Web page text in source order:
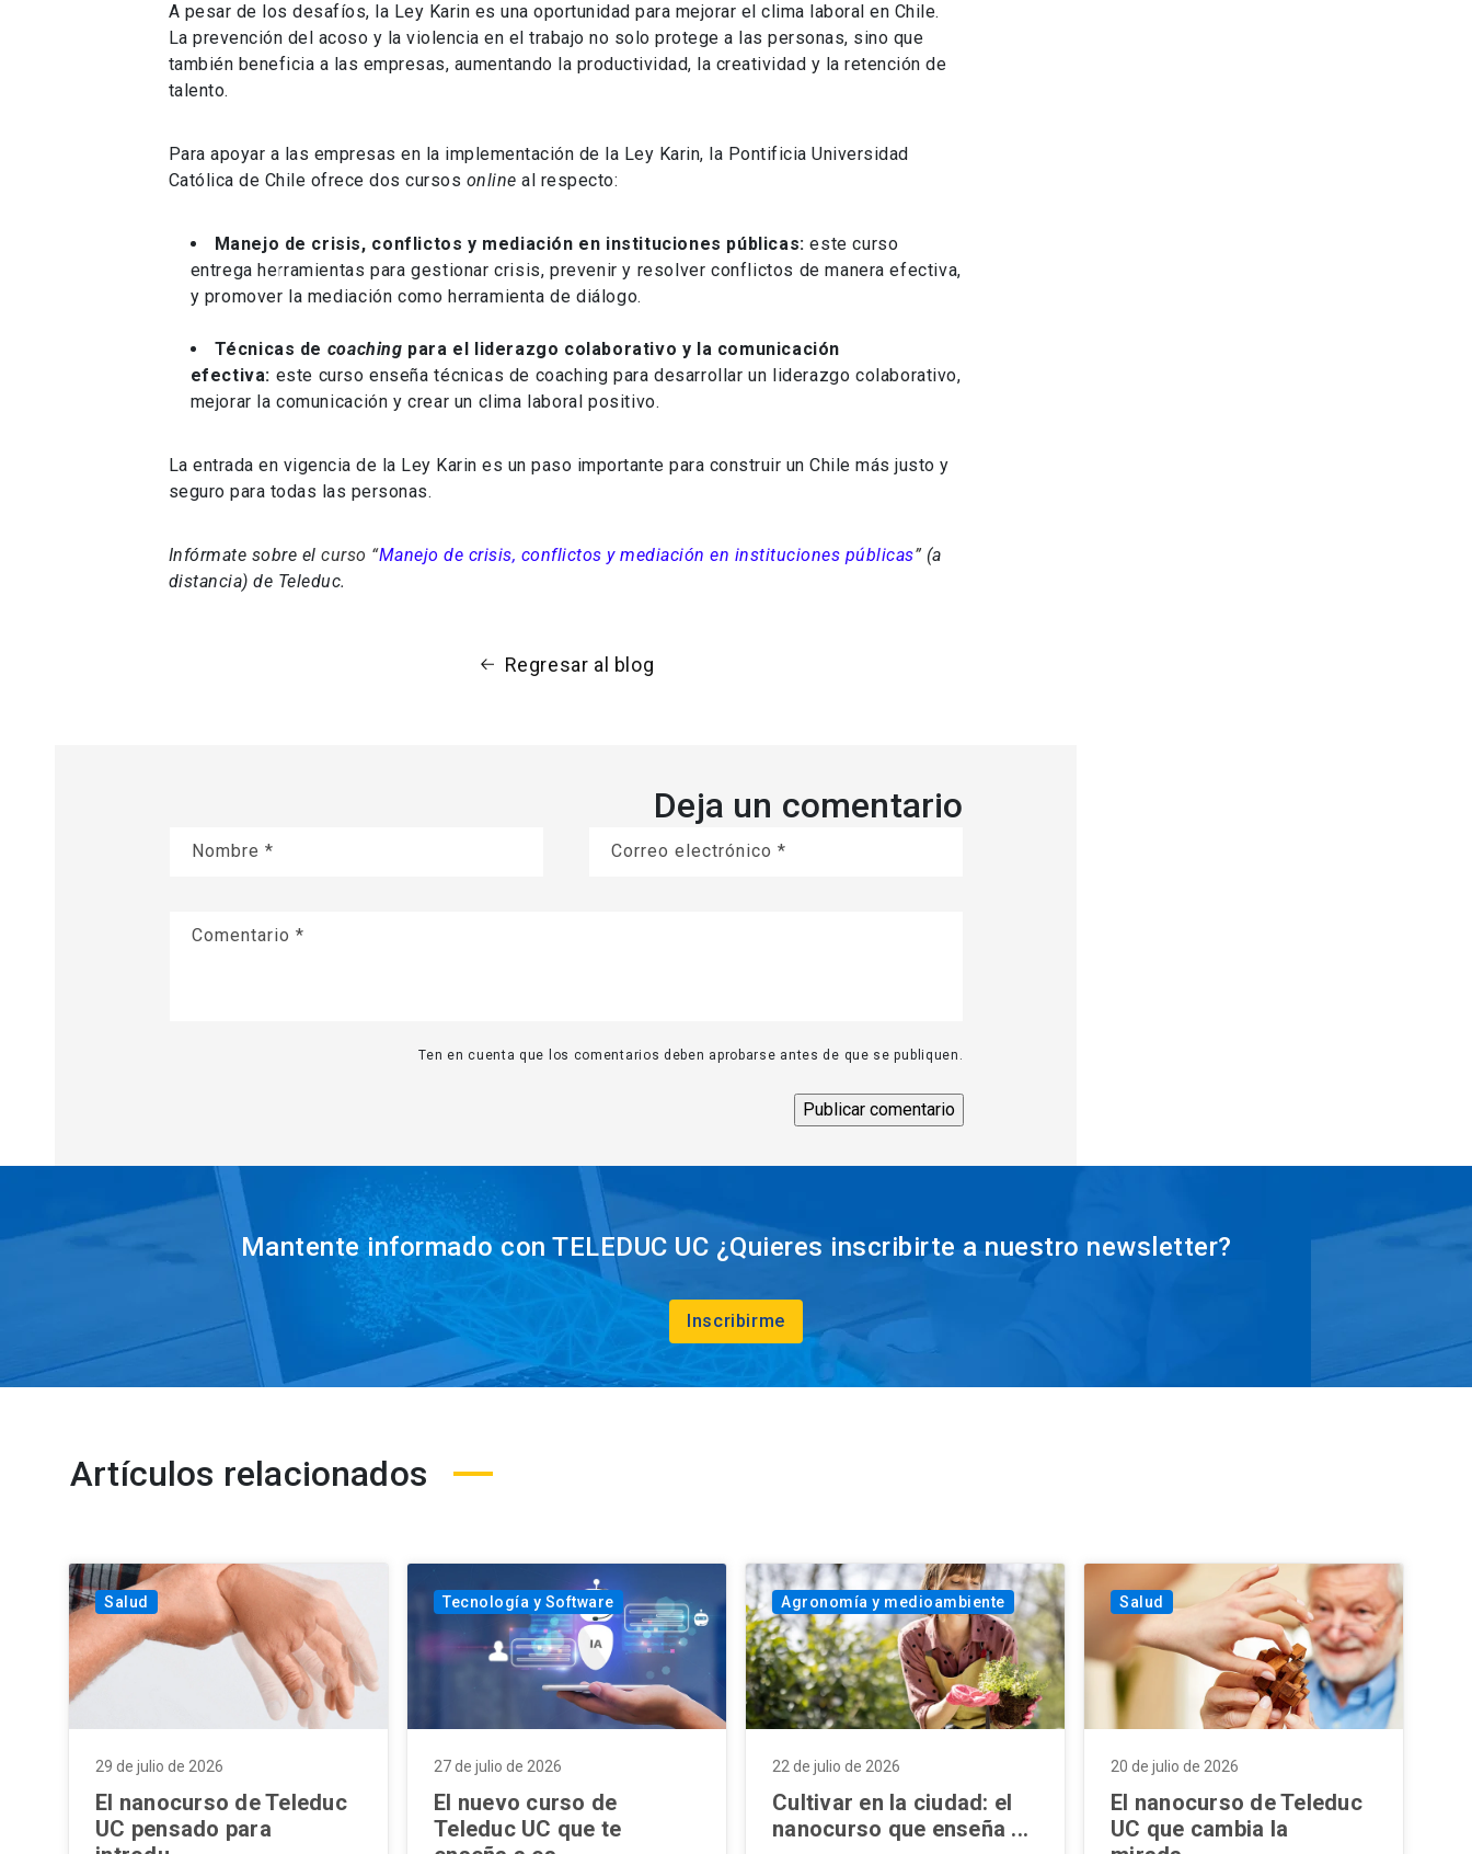
A pesar de los desafíos, la Ley Karin es una oportunidad para mejorar el clima laboral en Chile.
La prevención del acoso y la violencia en el trabajo no solo protege a las personas, sino que
también beneficia a las empresas, aumentando la productividad, la creatividad y la retención de
talento.
Para apoyar a las empresas en la implementación de la Ley Karin, la Pontificia Universidad
Católica de Chile ofrece dos cursos online al respecto:
Manejo de crisis, conflictos y mediación en instituciones públicas: este curso
entrega herramientas para gestionar crisis, prevenir y resolver conflictos de manera efectiva,
y promover la mediación como herramienta de diálogo.
Técnicas de coaching para el liderazgo colaborativo y la comunicación
efectiva: este curso enseña técnicas de coaching para desarrollar un liderazgo colaborativo,
mejorar la comunicación y crear un clima laboral positivo.
La entrada en vigencia de la Ley Karin es un paso importante para construir un Chile más justo y
seguro para todas las personas.
Infórmate sobre el curso “Manejo de crisis, conflictos y mediación en instituciones públicas” (a
distancia) de Teleduc.
Regresar al blog
Deja un comentario
Nombre * Correo electrónico *
Comentario *
Ten en cuenta que los comentarios deben aprobarse antes de que se publiquen.
Mantente informado con TELEDUC UC ¿Quieres inscribirte a nuestro newsletter?
Inscribirme
Artículos relacionados
Salud
29 de julio de 2026
El nanocurso de Teleduc
UC pensado para
Tecnología y Software
27 de julio de 2026
El nuevo curso de
Teleduc UC que te
Agronomía y medioambiente
22 de julio de 2026
Cultivar en la ciudad: el
nanocurso que enseña ...
Salud
20 de julio de 2026
El nanocurso de Teleduc
UC que cambia la